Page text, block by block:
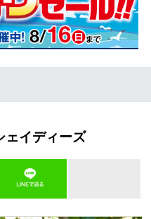
イディーズ